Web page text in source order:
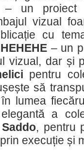
un proiect
vizual
cu
HEHEHE– un
vizual, dar și
pentru
să
lumea
a
Saddo, pentru
execuție și